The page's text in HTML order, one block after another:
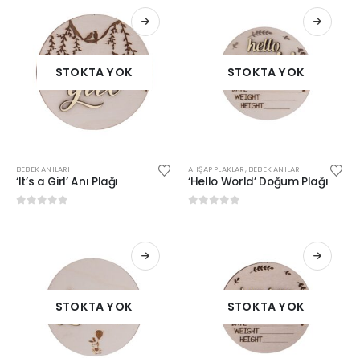
STOKTA YOK
BEBEK ANILARI
‘It’s a Girl’ Anı Plağı
STOKTA YOK
AHŞAP PLAKLAR, BEBEK ANILARI
‘Hello World’ Doğum Plağı
STOKTA YOK STOKTA YOK